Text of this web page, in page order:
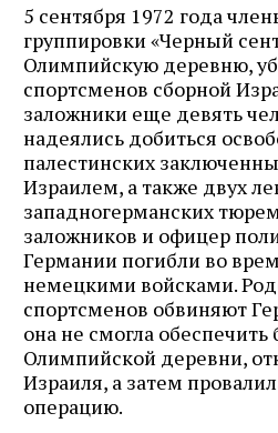
5 сентября 1972 года
группировки «Черный
Олимпийскую деревню,
спортсменов сборной
заложники еще девять
надеялись добиться
палестинских
Израилем, а также двух
западногерманских
заложников и офицер
Германии погибли во
немецкими войсками.
спортсменов обвиняют
она не смогла обеспечить
Олимпийской деревни,
Израиля, а затем
операцию.